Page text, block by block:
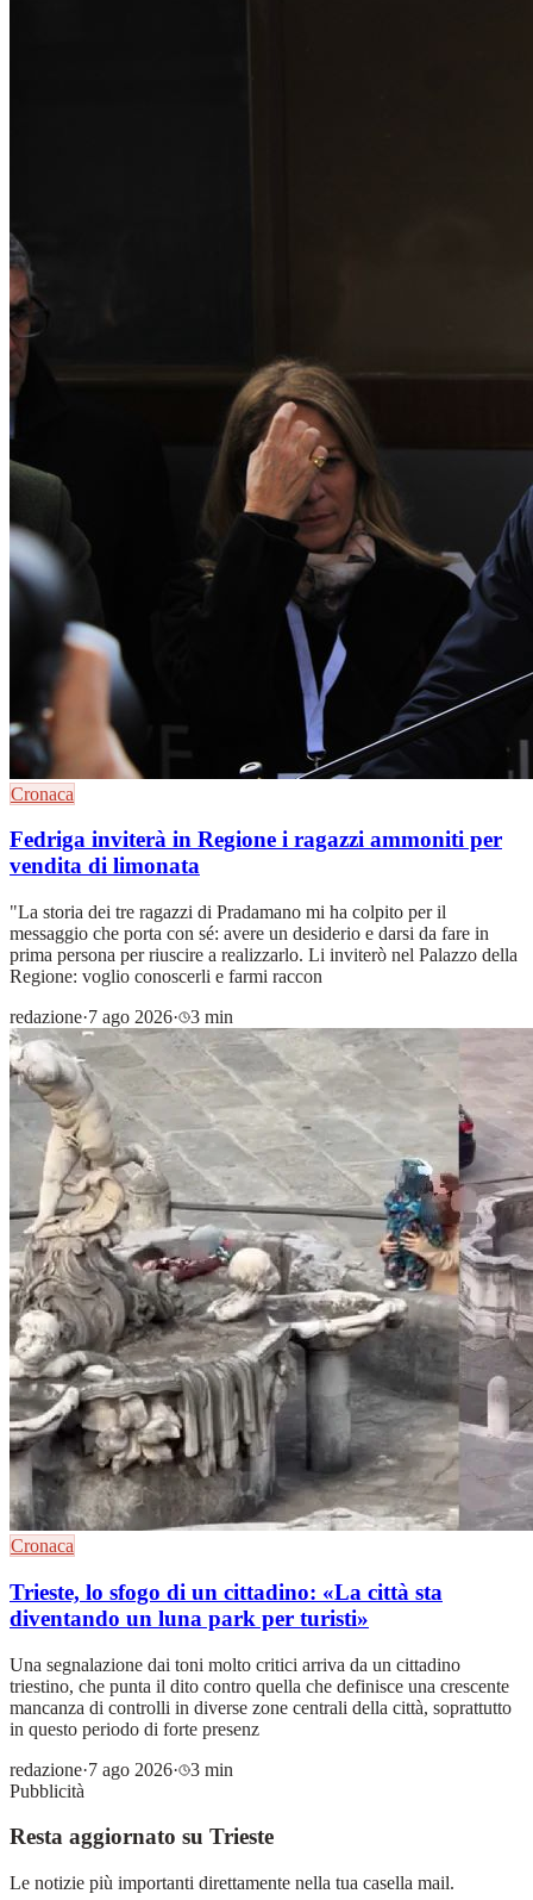
Cronaca
Fedriga inviterà in Regione i ragazzi ammoniti per
vendita di limonata
"La storia dei tre ragazzi di Pradamano mi ha colpito per il
messaggio che porta con sé: avere un desiderio e darsi da fare in
prima persona per riuscire a realizzarlo. Li inviterò nel Palazzo della
Regione: voglio conoscerli e farmi raccon
redazione·7 ago 2026· 3 min
Cronaca
Trieste, lo sfogo di un cittadino: «La città sta
diventando un luna park per turisti»
Una segnalazione dai toni molto critici arriva da un cittadino
triestino, che punta il dito contro quella che definisce una crescente
mancanza di controlli in diverse zone centrali della città, soprattutto
in questo periodo di forte presenz
redazione·7 ago 2026·
3 min
Pubblicità
Resta aggiornato su Trieste
Le notizie più importanti direttamente nella tua casella mail.